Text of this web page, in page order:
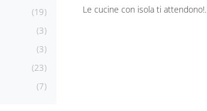
19
3
3
23
7
Le cucine con isola ti attendono!.